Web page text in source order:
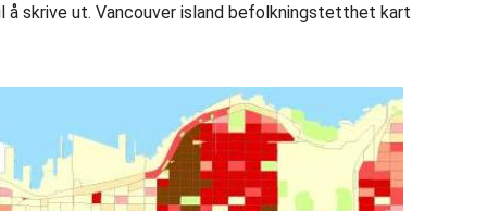
skrive ut. Vancouver island befolkningstetthet kart